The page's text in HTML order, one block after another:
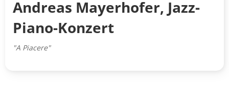
Andreas Mayerhofer, Jazz-
Piano-Konzert
"A Piacere"